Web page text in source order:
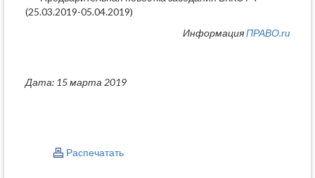
(25.03.2019-05.04.2019)
ИнформацияПРАВО.ru
Дата: 15 марта 2019
Распечатать